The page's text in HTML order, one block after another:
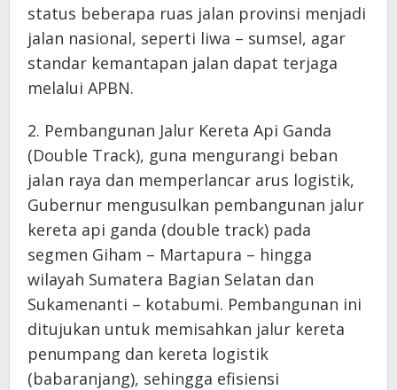
status beberapa ruas jalan provinsi menjadi
jalan nasional, seperti liwa – sumsel, agar
standar kemantapan jalan dapat terjaga
melalui APBN.
2. Pembangunan Jalur Kereta Api Ganda
(Double Track), guna mengurangi beban
jalan raya dan memperlancar arus logistik,
Gubernur mengusulkan pembangunan jalur
kereta api ganda (double track) pada
segmen Giham – Martapura – hingga
wilayah Sumatera Bagian Selatan dan
Sukamenanti – kotabumi. Pembangunan ini
ditujukan untuk memisahkan jalur kereta
penumpang dan kereta logistik
(babaranjang), sehingga efisiensi